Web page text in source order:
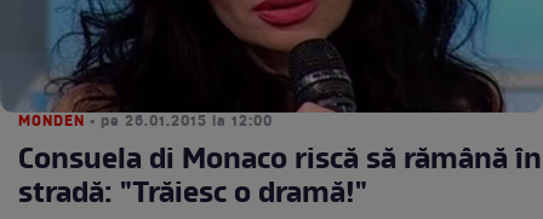
MONDEN • pe 26.01.2015 la 12:00
Consuela di Monaco riscă să rămână în
stradă: "Trăiesc o dramă!"